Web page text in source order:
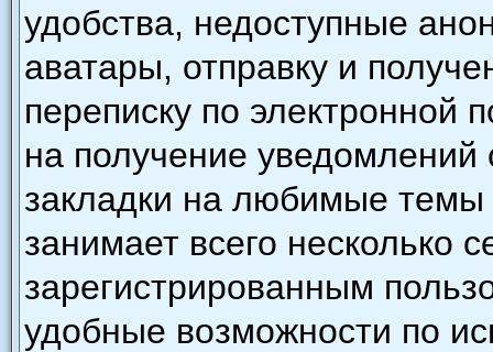
удобства, недоступные
аватары, отправку и
переписку по электронной
на получение
закладки на любимые темы
занимает всего несколько
зарегистрированным
удобные возможности по